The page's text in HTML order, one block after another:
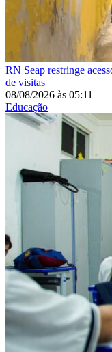
RN Seap restringe
de visitas
08/08/2026 às 05:11
Educação